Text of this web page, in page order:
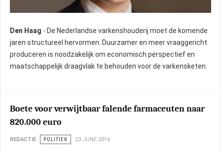
Den Haag - De Nederlandse varkenshouderij moet de komende
jaren structureel hervormen. Duurzamer en meer vraaggericht
produceren is noodzakelijk om economisch perspectief en
maatschappelijk draagvlak te behouden voor de varkensketen.
Boete voor verwijtbaar falende farmaceuten naar
820.000 euro
REDACTIE POLITIEK 23 JUNE 2016